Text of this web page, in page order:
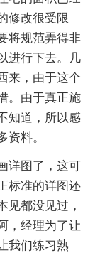
修改很受限
将规范弄得非
进行下去。几
来，由于这个
。由于真正施
知道，所以感
资料。
图了，这可
标准的详图还
见都没见过，
，经理为了让
我们练习熟